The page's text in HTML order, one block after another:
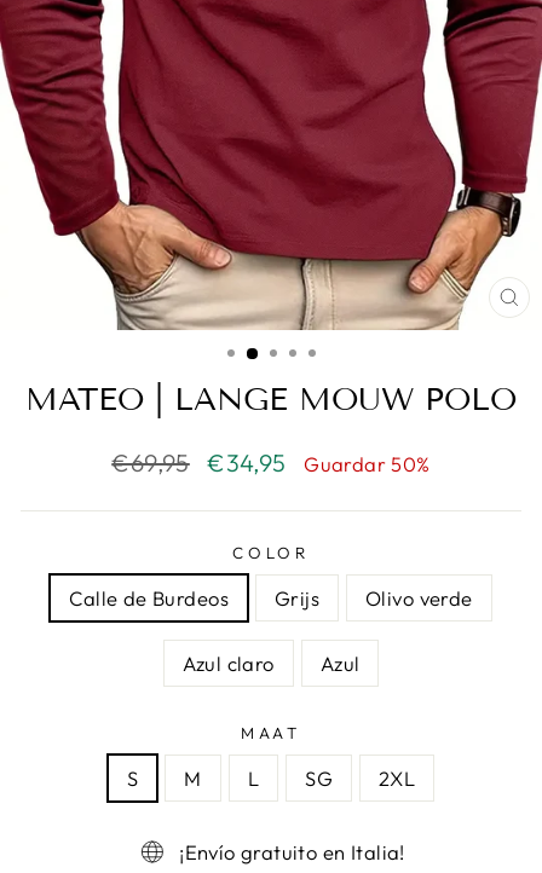
MATEO | LANGE MOUW POLO
Precio
€69,95
Precio
oferta
€34,95 Guardar 50%
COLOR
Calle de Burdeos Grijs Olivo verde
Azul claro Azul
MAAT
S M L SG 2XL
¡Envío gratuito en Italia!